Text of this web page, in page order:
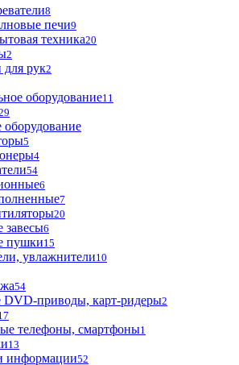
8
печи9
техника20
2
рук2
оборудование11
оборудование
5
4
54
6
7
20
завесы6
пушки15
увлажнители10
54
приводы, карт-ридеры2
телефоны, смартфоны1
13
информации52